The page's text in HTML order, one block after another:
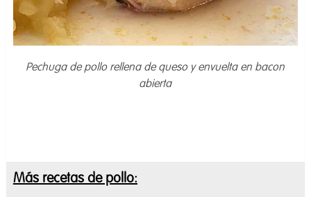
Pechuga de pollo rellena de queso y envuelta en bacon
abierta
Más recetas de pollo: